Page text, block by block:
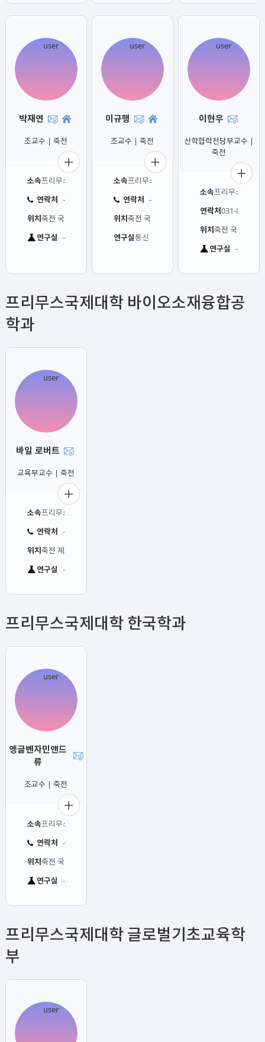
박재연
조교수 | 죽전
소속프리무스국제대학 모바일시스템공학과
연락처 -
위치죽전 국제관 611호
연구실 -
이규행
조교수 | 죽전
소속프리무스국제대학 모바일시스템공학과
연락처 -
위치죽전 국제관 603호
연구실통신 및 지능 연구실
이현우
산학협력전담부교수 |
죽전
소속프리무스국제
연락처031-8005-
위치죽전 국제관
연구실 -
프리무스국제대학 바이오소재융합공
학과
바일 로버트
교육부교수 | 죽전
소속프리무스국제대학 바이오소재융합공학과
연락처 -
위치죽전 제3공학관 506호
연구실 -
프리무스국제대학 한국학과
엥글벤자민앤드
류
조교수 | 죽전
소속프리무스국제대학 한국학과
연락처 -
위치죽전 국제관 419호
연구실 -
프리무스국제대학 글로벌기초교육학
부